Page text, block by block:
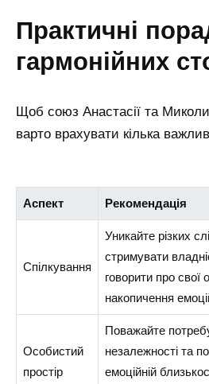
практичні поради для
гармонійних
Щоб союз Анастасії та
варто врахувати кілька
Аспект Рекомендація
Спілкування
Уникайте різких
стримувати
говорити про свої
накопичення
Особистий
простір
Поважайте
незалежності та
емоційній